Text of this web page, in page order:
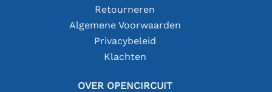
Retourneren
Algemene Voorwaarden
Privacybeleid
Klachten
OVER OPENCIRCUIT